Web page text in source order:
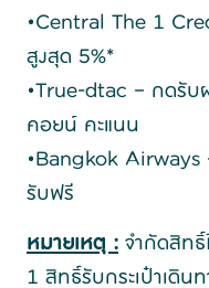
•Central The 1
สูงสุด 5%*
•True-dtac – กดรั
คอยน์ คะแนน
•Bangkok Airways
รับฟรี
หมายเหตุ :จำกัดสิท
1 สิทธิ์รับกระเป๋าเดิน